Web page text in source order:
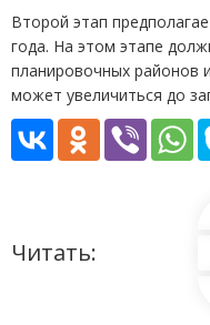
Второй этап
года. На этом этапе
планировочных районов
может увеличиться до
Читать: